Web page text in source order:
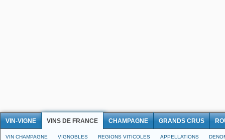
VIN-VIGNE VINS DE FRANCE CHAMPAGNE GRANDS CRUS
VIN CHAMPAGNE VIGNOBLES REGIONS VITICOLES APPELLATIONS